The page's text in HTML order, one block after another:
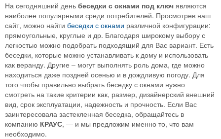
На сегодняшний день беседки с окнами под ключ являются
наиболее популярными среди потребителей. Просмотрев наш
сайт, можно найти беседки с окнами различной конфигурации:
прямоугольные, круглые и др. Благодаря широкому выбору с
легкостью можно подобрать подходящий для Вас вариант. Есть
беседки, которые можно устанавливать к дому и использовать
как веранду. Другие – могут выполнять роль дома, где можно
находиться даже поздней осенью и в дождливую погоду. Для
того чтобы правильно выбрать беседку с окнами нужно
смотреть на такие критерии как, размер, дизайнерский внешний
вид, срок эксплуатации, надежность и прочность. Если Вас
заинтересовала застекленная беседка, обращайтесь в
компанию КРАУС, — и мы предложим именно то, что вам
необходимо.